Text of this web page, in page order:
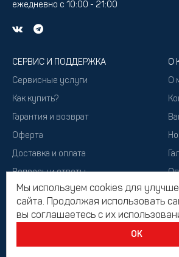
ежедневно с 10:00 - 21:00
СЕРВИС И ПОДДЕРЖКА
Сервисные услуги
Как купить?
Гарантия и возврат
Оферта
Доставка и оплата
Вопросы и ответы
Подарочный сертификат
О
О
Мы используем cookies для
сайта. Продолжая использовать
вы соглашаетесь с их
ОК